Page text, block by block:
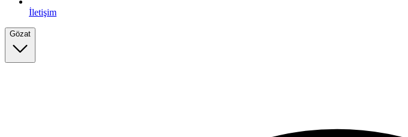
İletişim
Gözat